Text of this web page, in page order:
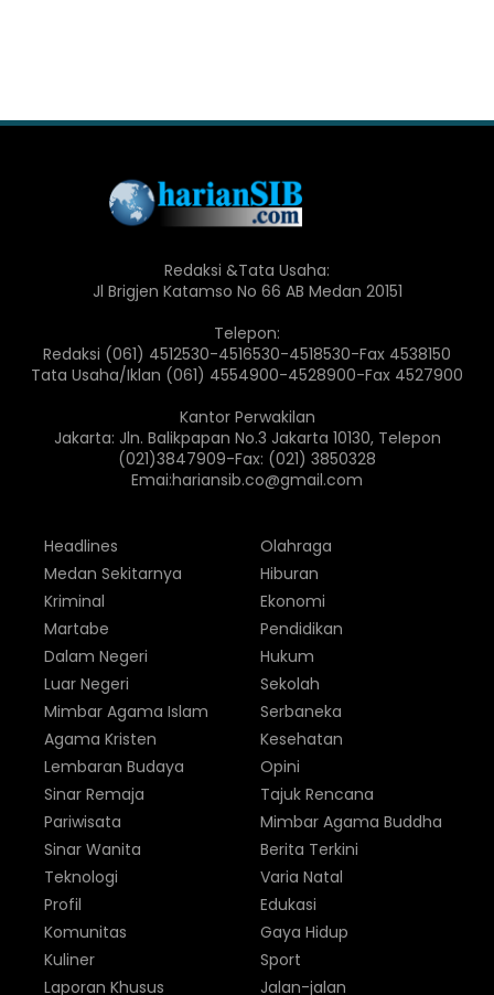
Redaksi &Tata Usaha:
Jl Brigjen Katamso No 66 AB Medan 20151
Telepon:
Redaksi (061) 4512530-4516530-4518530-Fax 4538150
Tata Usaha/Iklan (061) 4554900-4528900-Fax 4527900
Kantor Perwakilan
Jakarta: Jln. Balikpapan No.3 Jakarta 10130, Telepon
(021)3847909-Fax: (021) 3850328
Emai:hariansib.co@gmail.com
Headlines
Medan Sekitarnya
Kriminal
Martabe
Dalam Negeri
Luar Negeri
Olahraga
Hiburan
Ekonomi
Pendidikan
Hukum
Sekolah
Mimbar Agama Islam
Agama Kristen
Lembaran Budaya
Sinar Remaja
Pariwisata
Sinar Wanita
Serbaneka
Kesehatan
Opini
Tajuk Rencana
Mimbar Agama Buddha
Berita Terkini
Teknologi
Profil
Komunitas
Kuliner
Laporan Khusus
Varia Natal
Edukasi
Gaya Hidup
Sport
Jalan-jalan